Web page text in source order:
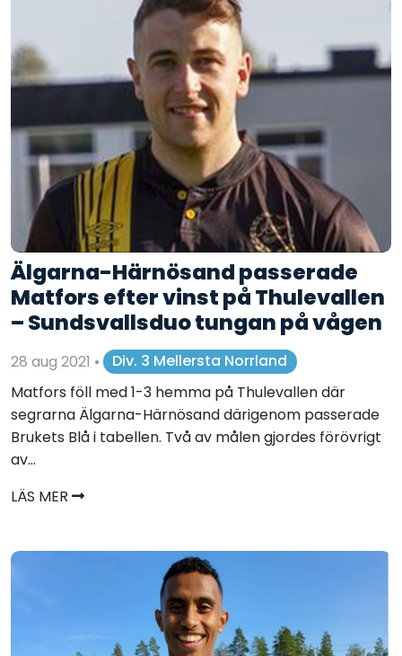
Älgarna-Härnösand passerade
Matfors efter vinst på Thulevallen
– Sundsvallsduo tungan på vågen
28 aug 2021 •
Div. 3 Mellersta Norrland
Matfors föll med 1-3 hemma på Thulevallen där
segrarna Älgarna-Härnösand därigenom passerade
Brukets Blå i tabellen. Två av målen gjordes förövrigt
av...
LÄS MER